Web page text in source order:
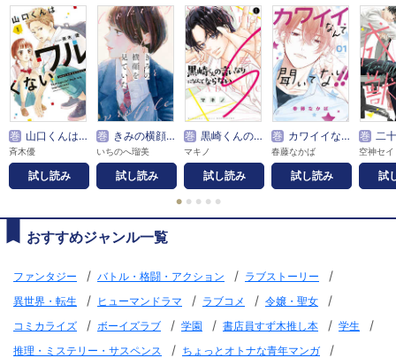
巻 山口くんはワルくない
斉木優
試し読み
巻 きみの横顔を見ていた
いちのへ瑠美
試し読み
巻 黒崎くんの言いなりになんてならないＳ
マキノ
試し読み
巻 カワイイなんて聞いてない！！
春藤なかば
試し読み
巻 二十と
空神セイ
試
● ● ● ● ●
おすすめジャンル一覧
ファンタジー / バトル・格闘・アクション / ラブストーリー /
異世界・転生 / ヒューマンドラマ / ラブコメ / 令嬢・聖女 /
コミカライズ / ボーイズラブ / 学園 / 書店員すず木推し本 / 学生 /
推理・ミステリー・サスペンス / ちょっとオトナな青年マンガ /